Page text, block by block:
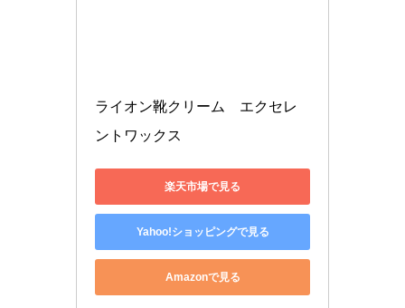
ライオン靴クリーム　エクセレ
ントワックス
楽天市場で見る
Yahoo!ショッピングで見る
Amazonで見る